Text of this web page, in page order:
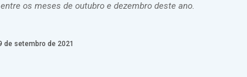
os meses de outubro e dezembro deste ano.
de setembro de 2021